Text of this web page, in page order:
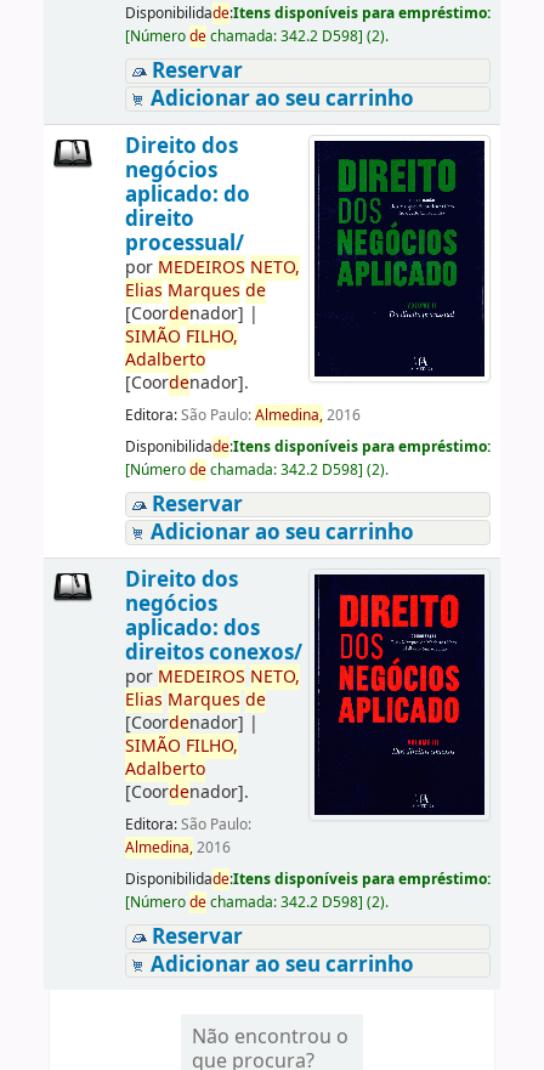
Disponibilidade:Itens disponíveis para empréstimo:
[Númerodechamada:342.2 D598] (2).
Reservar
Adicionar ao seu carrinho
Direito dos
negócios
aplicado: do
direito
processual/
por MEDEIROS NETO,
Elias Marques de
[Coordenador] |
SIMÃO FILHO,
Adalberto
[Coordenador].
Editora:São Paulo:Almedina,2016
Disponibilidade:Itens disponíveis para empréstimo:
[Númerodechamada:342.2 D598] (2).
Reservar
Adicionar ao seu carrinho
Direito dos
negócios
aplicado: dos
direitos conexos/
por MEDEIROS NETO,
Elias Marques de
[Coordenador] |
SIMÃO FILHO,
Adalberto
[Coordenador].
Editora:São Paulo:
Almedina,2016
Disponibilidade:Itens disponíveis para empréstimo:
[Númerodechamada:342.2 D598] (2).
Reservar
Adicionar ao seu carrinho
Não encontrou o
que procura?